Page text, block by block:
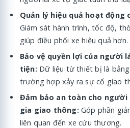
Quản lý hiệu quả hoạt động
Giám sát hành trình, tốc độ,
giúp điều phối xe hiệu quả hơn.
Bảo vệ quyền lợi của người
tiện: Dữ liệu từ thiết bị là
trường hợp xảy ra sự cố giao
Đảm bảo an toàn cho người
gia giao thông: Góp phần
liên quan đến xe cứu thương.